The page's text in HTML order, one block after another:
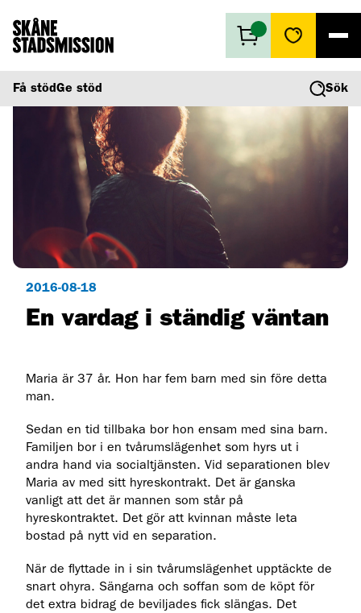
Få stödGe stöd Sök
Få stöd
Ge stöd
Vad vi gör
Second hand
2016-08-18
En vardag i ständig väntan
Maria är 37 år. Hon har fem barn med sin före detta
man.
Sedan en tid tillbaka bor hon ensam med sina barn.
Familjen bor i en tvårumslägenhet som hyrs ut i
andra hand via socialtjänsten. Vid separationen blev
Maria av med sitt hyreskontrakt. Det är ganska
vanligt att det är mannen som står på
hyreskontraktet. Det gör att kvinnan måste leta
bostad på nytt vid en separation.
När de flyttade in i sin tvårumslägenhet upptäckte de
snart ohyra. Sängarna och soffan som de köpt för
det extra bidrag de beviljades fick slängas. Det